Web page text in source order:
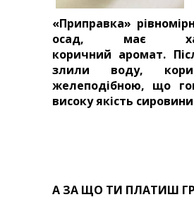
«Приправка»
осад, має
коричний аромат.
злили воду,
желеподібною, що
високу якість
А ЗА ЩО ТИ ПЛАТИШ